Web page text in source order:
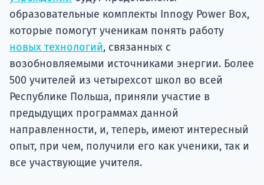
образовательные комплекты Innogy Power Box,
которые помогут ученикам понять работу
новых технологий, связанных с
возобновляемыми источниками энергии. Более
500 учителей из четырехсот школ во всей
Республике Польша, приняли участие в
предыдущих программах данной
направленности, и, теперь, имеют интересный
опыт, при чем, получили его как ученики, так и
все участвующие учителя.